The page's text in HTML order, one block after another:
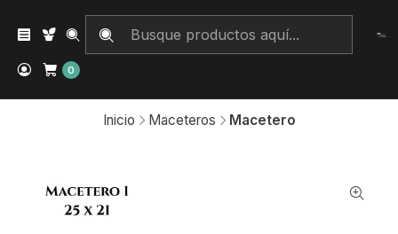
0
Inicio Maceteros Macetero